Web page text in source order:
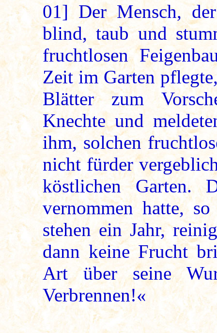
01] Der Mensch,
blind, taub und
fruchtlosen
Zeit im Garten
Blätter zum
Knechte und
ihm, solchen
nicht fürder
köstlichen Garten.
vernommen hatte,
stehen ein Jahr,
dann keine Frucht
Art über seine
Verbrennen!«